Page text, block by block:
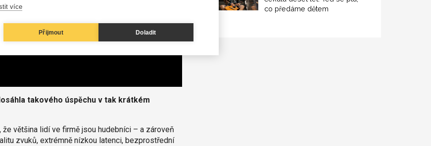
takového úspěchu v tak krátkém
většina lidí ve firmě jsou hudebníci – a zároveň
zvuků, extrémně nízkou latenci, bezprostřední
co předáme dětem
více
Přijmout Doladit